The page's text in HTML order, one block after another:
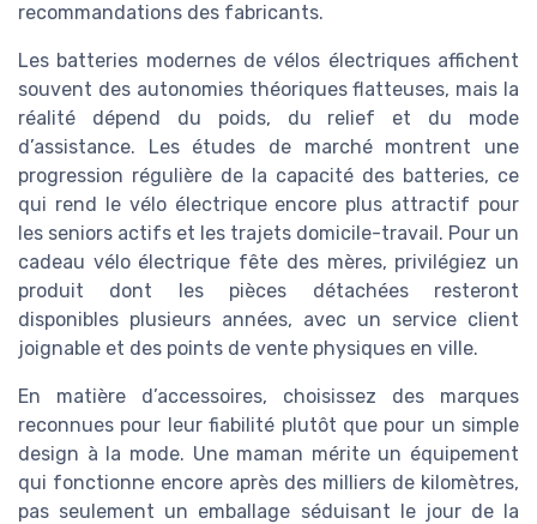
recommandations des fabricants.
Les batteries modernes de vélos électriques affichent
souvent des autonomies théoriques flatteuses, mais la
réalité dépend du poids, du relief et du mode
d’assistance. Les études de marché montrent une
progression régulière de la capacité des batteries, ce
qui rend le vélo électrique encore plus attractif pour
les seniors actifs et les trajets domicile-travail. Pour un
cadeau vélo électrique fête des mères, privilégiez un
produit dont les pièces détachées resteront
disponibles plusieurs années, avec un service client
joignable et des points de vente physiques en ville.
En matière d’accessoires, choisissez des marques
reconnues pour leur fiabilité plutôt que pour un simple
design à la mode. Une maman mérite un équipement
qui fonctionne encore après des milliers de kilomètres,
pas seulement un emballage séduisant le jour de la